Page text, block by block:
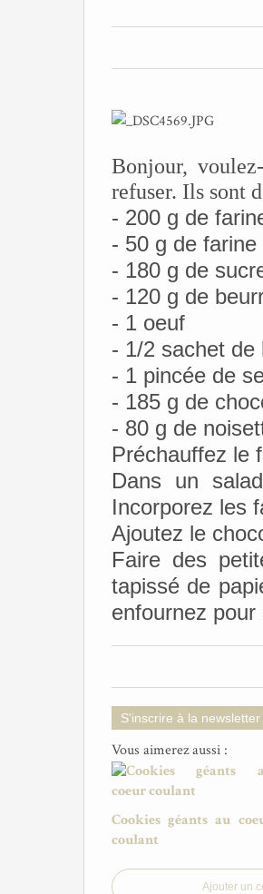
Bonjour,
refuser. Ils sont
- 200 g de
- 50 g de farine
- 180 g de
- 120 g de
- 1 oeuf
- 1/2 sachet de
- 1 pincée de
- 185 g de
- 80 g de
Préchauffez le
Dans un
Incorporez les
Ajoutez le
Faire des
tapissé de
enfournez pour
S'inscrire à la newsletter
Vous aimerez aussi :
Cookies géants au
coulant
Ajouter un